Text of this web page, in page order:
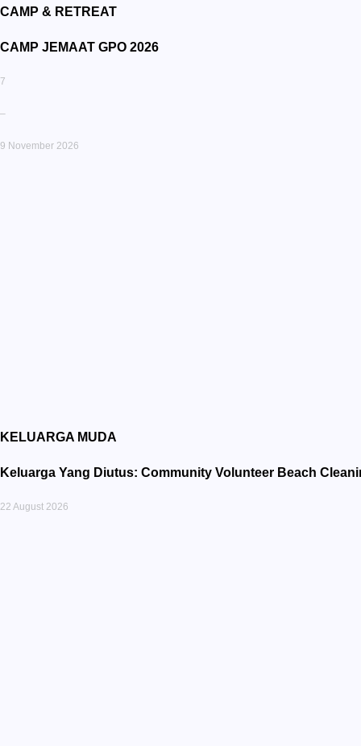
CAMP & RETREAT
CAMP JEMAAT GPO 2026
7
–
9 November 2026
KELUARGA MUDA
Keluarga Yang Diutus: Community Volunteer Beach
22 August 2026